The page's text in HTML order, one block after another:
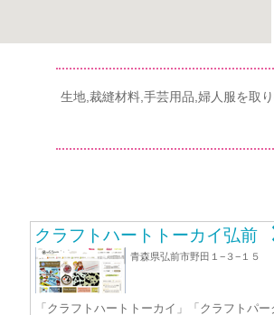
生地,裁縫材料,手芸用品,婦人服を取
クラフトハートトーカイ弘前
青森県弘前市野田１−３−１５
「クラフトハートトーカイ」「クラフトパ